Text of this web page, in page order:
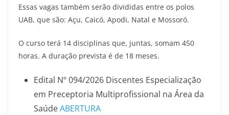
Essas vagas também serão divididas entre os polos
UAB, que são: Açu, Caicó, Apodi, Natal e Mossoró.
O curso terá 14 disciplinas que, juntas, somam 450
horas. A duração prevista é de 18 meses.
Edital Nº 094/2026 Discentes Especialização
em Preceptoria Multiprofissional na Área da
SaúdeABERTURA